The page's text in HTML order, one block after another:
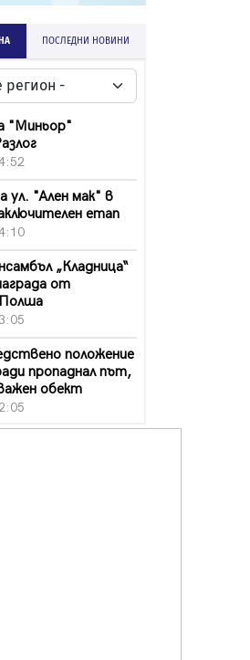
ПОСЛЕДНИ НОВИНИ
"Миньор"
ул. "Ален мак" в
етап
„Кладница“
от
положение
пропаднал път,
обект
на жегите с филм